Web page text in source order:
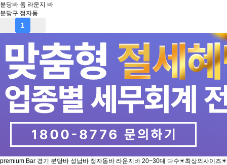
분당바 돔 라운지 바
분당구 정자동
1
premium Bar 경기
분당바 성남바 정자동바 라운지바 20~30대 다수✴️최상의사이즈✴️